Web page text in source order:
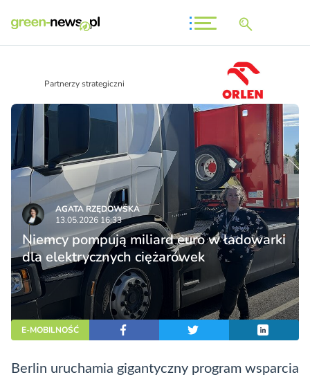
Partnerzy strategiczni
AGATA RZĘDOWSKA
13.05.2026 16:33
Niemcy pompują miliard euro w ładowarki
dla elektrycznych ciężarówek
E-MOBILNOŚĆ
Berlin uruchamia gigantyczny program wsparcia